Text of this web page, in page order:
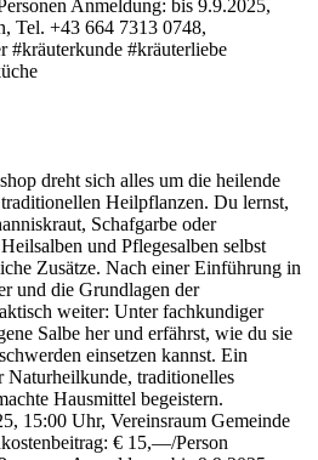
dreht sich alles um die heilende
Heilpflanzen. Du lernst,
Schafgarbe oder
und Pflegesalben selbst
Zusätze. Nach einer Einführung in
und die Grundlagen der
weiter: Unter fachkundiger
Salbe her und erfährst, wie du sie
einsetzen kannst. Ein
traditionelles
Hausmittel begeistern.
15:00 Uhr, Vereinsraum Gemeinde
€ 15,—/Person